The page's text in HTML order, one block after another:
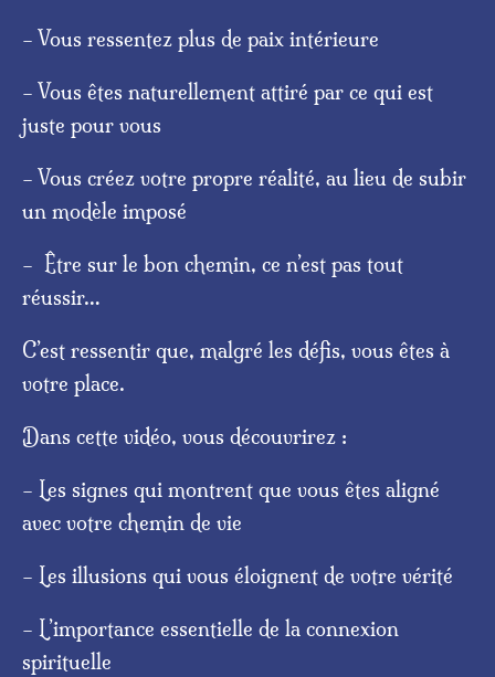
– Vous ressentez plus de paix intérieure
– Vous êtes naturellement attiré par ce qui est
juste pour vous
– Vous créez votre propre réalité, au lieu de subir
un modèle imposé
– Être sur le bon chemin, ce n’est pas tout
réussir…
C’est ressentir que, malgré les défis, vous êtes à
votre place.
Dans cette vidéo, vous découvrirez :
– Les signes qui montrent que vous êtes aligné
avec votre chemin de vie
– Les illusions qui vous éloignent de votre vérité
– L’importance essentielle de la connexion
spirituelle